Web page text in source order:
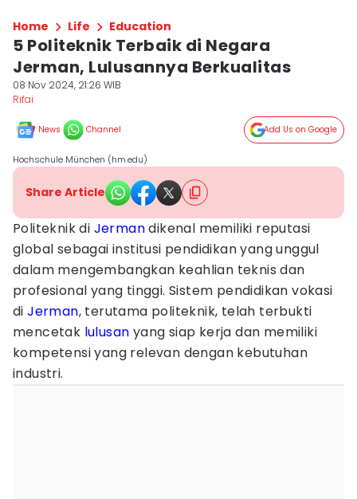
Home Life Education
5 Politeknik Terbaik di Negara
Jerman, Lulusannya Berkualitas
08 Nov 2024, 21:26 WIB
Rifai
News Channel Add Us on Google
Hochschule München (hm.edu)
Share Article
Politeknik di Jermandikenal memiliki reputasi
global sebagai institusi pendidikan yang unggul
dalam mengembangkan keahlian teknis dan
profesional yang tinggi. Sistem pendidikan vokasi
diJerman, terutama politeknik, telah terbukti
mencetak lulusan yang siap kerja dan memiliki
kompetensi yang relevan dengan kebutuhan
industri.